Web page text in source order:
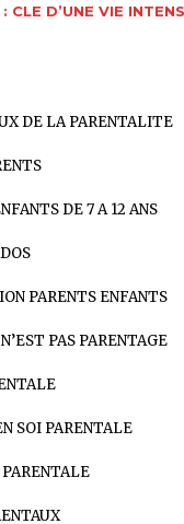
CLE D’UNE VIE
DE LA PARENTALITE
DE 7 A 12 ANS
PARENTS ENFANTS
PAS PARENTAGE
SOI PARENTALE